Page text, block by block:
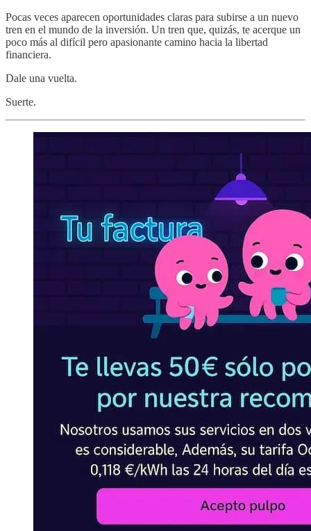
Pocas veces aparecen oportunidades claras para subirse a un nuevo
tren en el mundo de la inversión. Un tren que, quizás, te acerque un
poco más al difícil pero apasionante camino hacia la libertad
financiera.
Dale una vuelta.
Suerte.